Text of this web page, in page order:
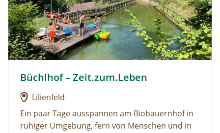
Urlaub am Bauernhof: Büchlhof – Zeit.zum.Leben
Büchlhof – Zeit.zum.Leben
Lilienfeld
Ein paar Tage ausspannen am Biobauernhof in
ruhiger Umgebung, fern von Menschen und in